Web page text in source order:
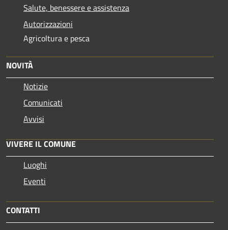
Salute, benessere e assistenza
Autorizzazioni
Agricoltura e pesca
NOVITÀ
Notizie
Comunicati
Avvisi
VIVERE IL COMUNE
Luoghi
Eventi
CONTATTI